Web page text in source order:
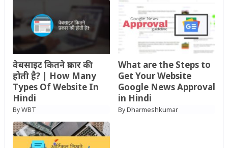
वेबसाइट कितने प्रकार की
होती है? | How Many
Types Of Website In
Hindi
ByWBT
What are the Steps to
Get Your Website
Google News Approval
in Hindi
ByDharmeshkumar